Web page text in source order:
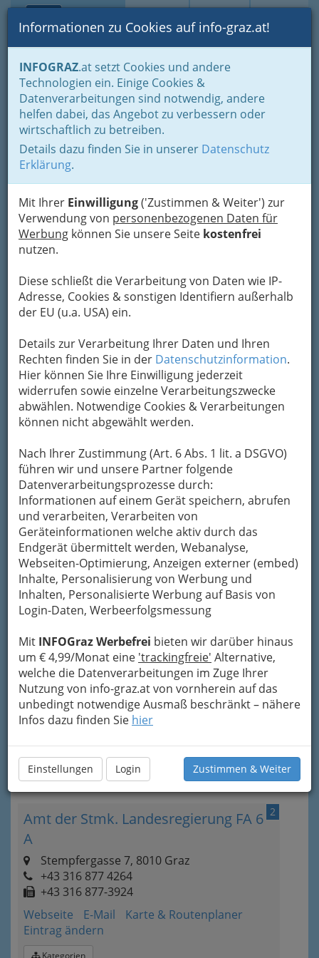
Suche Login Toggle
Informationen zu Cookies auf info-graz.at!
INFOGRAZ.at setzt Cookies und andere
Technologien ein. Einige Cookies &
Datenverarbeitungen sind notwendig, andere
helfen dabei, das Angebot zu verbessern oder
wirtschaftlich zu betreiben.
Details dazu finden Sie in unserer Datenschutz
Erklärung.
Mit Ihrer Einwilligung('Zustimmen & Weiter') zur
Verwendung von personenbezogenen Daten für
Werbung können Sie unsere Seite kostenfrei
nutzen.
Diese schließt die Verarbeitung von Daten wie IP-
Adresse, Cookies & sonstigen Identifiern außerhalb
der EU (u.a. USA) ein.
Details zur Verarbeitung Ihrer Daten und Ihren
Rechten finden Sie in der Datenschutzinformation.
Hier können Sie Ihre Einwilligung jederzeit
widerrufen sowie einzelne Verarbeitungszwecke
abwählen. Notwendige Cookies & Verarbeitungen
können nicht abgewählt werden.
Nach Ihrer Zustimmung (Art. 6 Abs. 1 lit. a DSGVO)
führen wir und unsere Partner folgende
Datenverarbeitungsprozesse durch:
Informationen auf einem Gerät speichern, abrufen
und verarbeiten, Verarbeiten von
Geräteinformationen welche aktiv durch das
Endgerät übermittelt werden, Webanalyse,
Webseiten-Optimierung, Anzeigen externer (embed)
Inhalte, Personalisierung von Werbung und
Inhalten, Personalisierte Werbung auf Basis von
Login-Daten, Werbeerfolgsmessung
Mit INFOGraz Werbefrei bieten wir darüber hinaus
um € 4,99/Monat eine 'trackingfreie' Alternative,
welche die Datenverarbeitungen im Zuge Ihrer
Nutzung von info-graz.at von vornherein auf das
unbedingt notwendige Ausmaß beschränkt – nähere
Infos dazu finden Sie hier
Einstellungen Login Zustimmen & Weiter
Home Lebens-Guide
Nachwuchs, Eltern - Familien
Ferien, Freizeit, Kultur für Kinder und Jugendliche
Zuschüsse und Förderungen
Feriencamps: Zuschüsse
und Förderungen für
einkommenschwächere
Familien
Förderungen
Damit wirklich jedes Kind Ferien genießen kann,
bietet die Steiermärkische Landesregierung eine
Voraussetzungen an. Auch
einkommenschwächere Familien können beim
Amt für Jugend und Familie Förderungen
erhalten.
Zuzahlungen von Krankenkassensind in
Ausnahmefällen bei medizinischer
Notwendigkeit (z.B. Asthma, Hauterkrankungen,
etc.) möglich. Zuschüsse gewähren nach
persönlichem Ansuchen auch
Bezirkshauptmannschaften, Gemeinden,
Magistrat Graz, Betriebsräte, Caritas, Pfarren
und private (Kranken-) Versicherungen.
1
Amt für Jugend und Familie
Kaiserfeldgasse 25, 8010 Graz
+43 316 872 3191
E-Mail
Karte & Routenplaner
Eintrag ändern
Kategorien
2
Amt der Stmk. Landesregierung FA 6
A
Stempfergasse 7, 8010 Graz
+43 316 877 4264
+43 316 877-3924
Webseite
E-Mail
Karte & Routenplaner
Eintrag ändern
Kategorien